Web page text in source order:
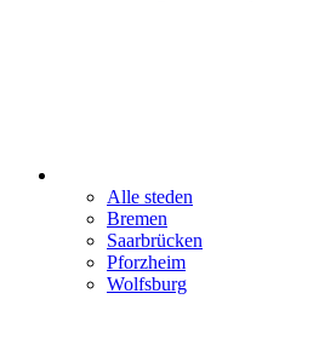
Alle steden
Bremen
Saarbrücken
Pforzheim
Wolfsburg